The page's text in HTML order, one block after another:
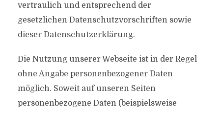
vertraulich und entsprechend der
gesetzlichen Datenschutzvorschriften sowie
dieser Datenschutzerklärung.
Die Nutzung unserer Webseite ist in der Regel
ohne Angabe personenbezogener Daten
möglich. Soweit auf unseren Seiten
personenbezogene Daten (beispielsweise